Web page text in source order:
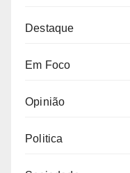
Destaque
Em Foco
Opinião
Politica